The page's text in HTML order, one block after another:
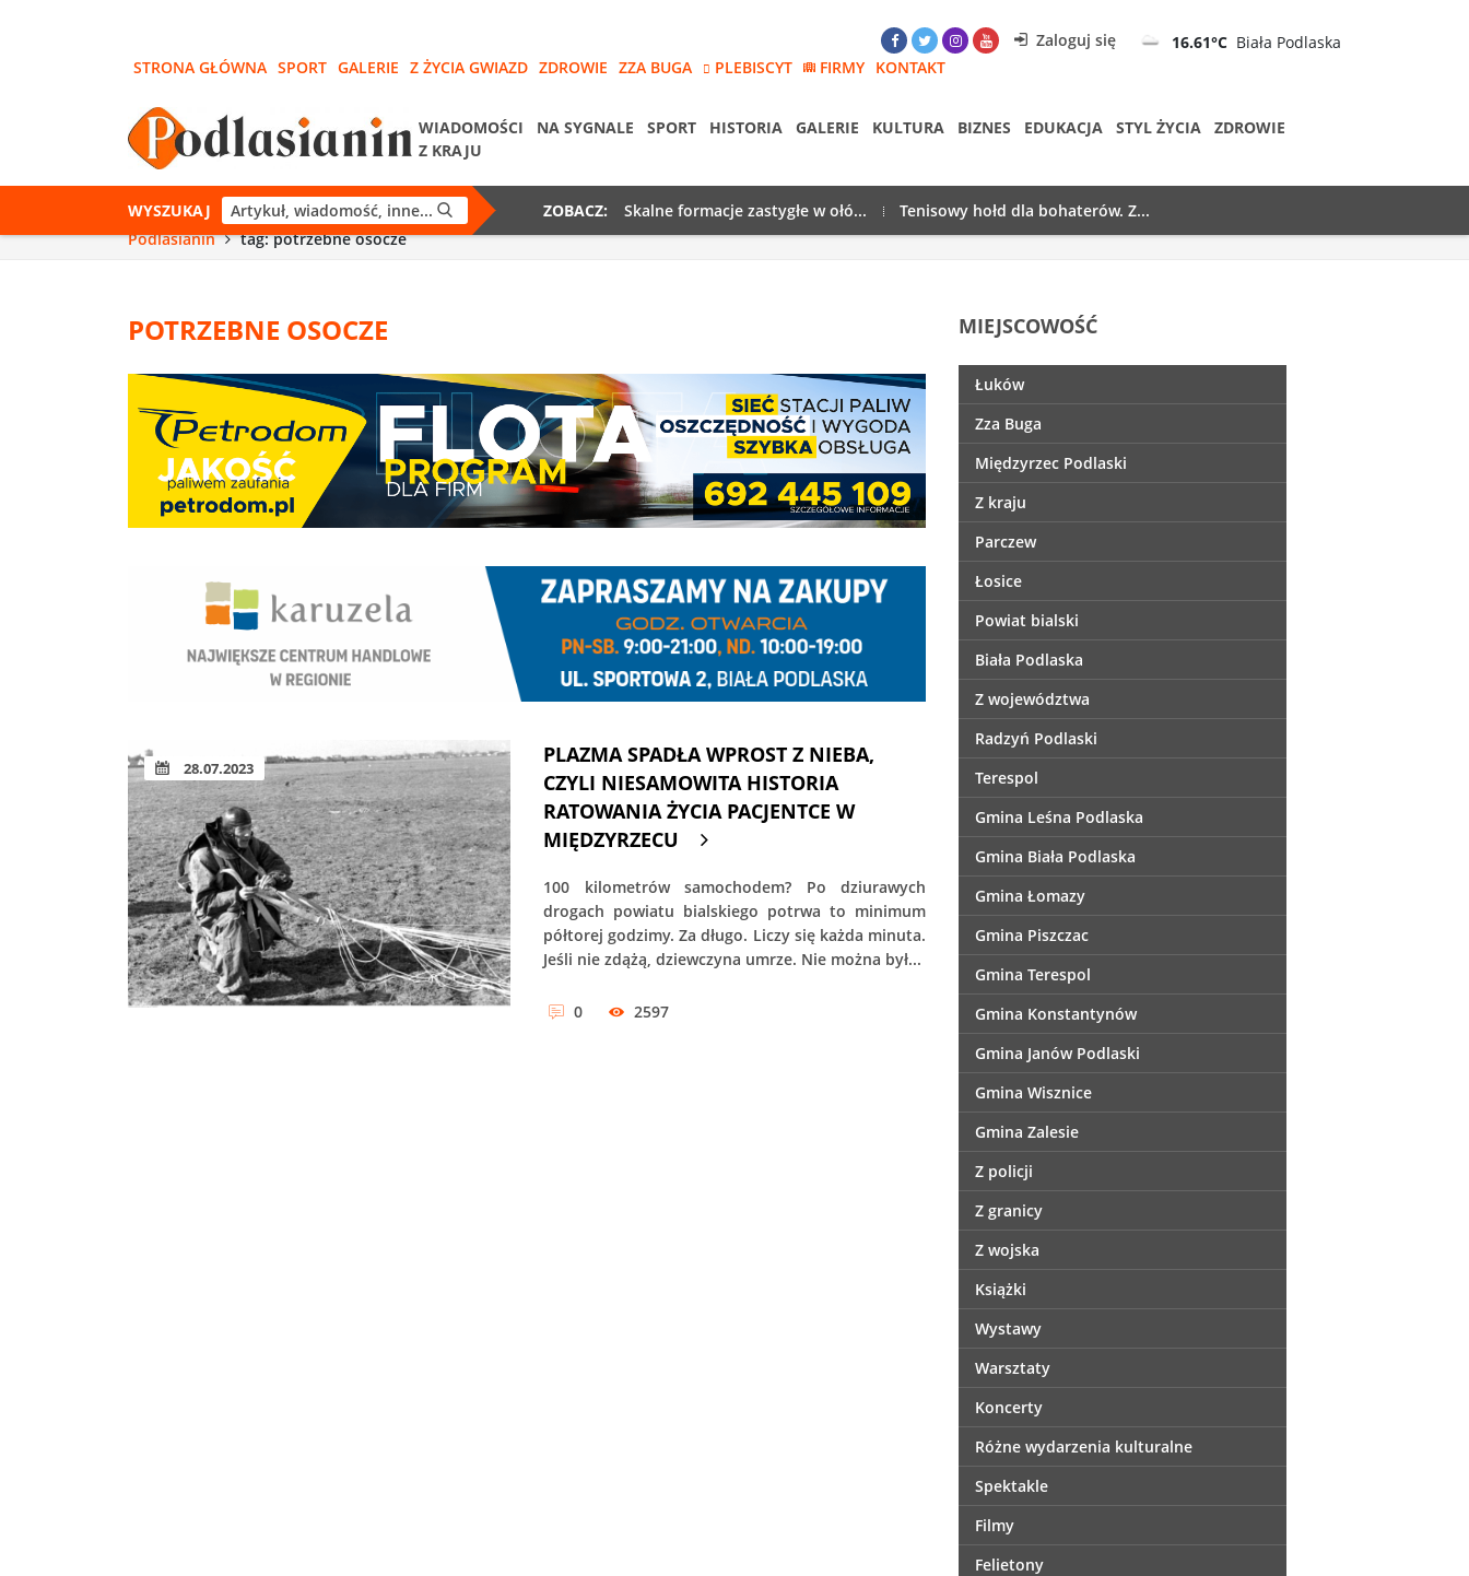
Zaloguj się 16.61°C Biała Podlaska
STRONA GŁÓWNA SPORT GALERIE Z ŻYCIA GWIAZD ZDROWIE ZZA BUGA PLEBISCYT FIRMY KONTAKT
WIADOMOŚCI NA SYGNALE SPORT HISTORIA GALERIE KULTURA BIZNES EDUKACJA STYL ŻYCIA
ZDROWIE
Z KRAJU
WYSZUKAJ ZOBACZ: Skalne formacje zastygłe w ołó...
Tenisowy hołd dla bohaterów. Z...
Podlasianin
tag: potrzebne osocze
POTRZEBNE OSOCZE
28.07.2023
PLAZMA SPADŁA WPROST Z NIEBA,
CZYLI NIESAMOWITA HISTORIA
RATOWANIA ŻYCIA PACJENTCE W
MIĘDZYRZECU
100 kilometrów samochodem? Po dziurawych
drogach powiatu bialskiego potrwa to minimum
półtorej godzimy. Za długo. Liczy się każda minuta.
Jeśli nie zdążą, dziewczyna umrze. Nie można był...
0 2597
MIEJSCOWOŚĆ
Łuków
Zza Buga
Międzyrzec Podlaski
Z kraju
Parczew
Łosice
Powiat bialski
Biała Podlaska
Z województwa
Radzyń Podlaski
Terespol
Gmina Leśna Podlaska
Gmina Biała Podlaska
Gmina Łomazy
Gmina Piszczac
Gmina Terespol
Gmina Konstantynów
Gmina Janów Podlaski
Gmina Wisznice
Gmina Zalesie
Z policji
Z granicy
Z wojska
Książki
Wystawy
Warsztaty
Koncerty
Różne wydarzenia kulturalne
Spektakle
Filmy
Felietony